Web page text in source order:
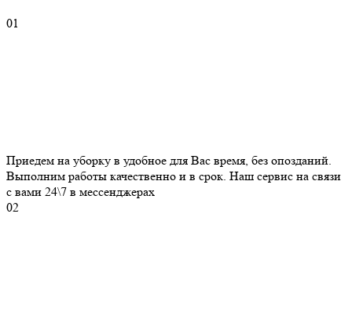
01
Приедем на уборку в удобное для Вас время, без опозданий.
Выполним работы качественно и в срок. Наш сервис на связи
с вами 24\7 в мессенджерах
02